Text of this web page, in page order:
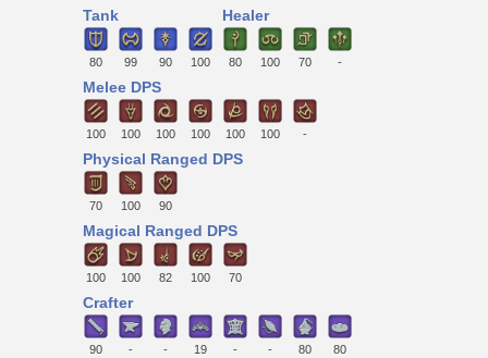
Tank
80 99 90 100
Healer
80 100 70 -
Melee DPS
100 100 100 100 100 100 -
Physical Ranged DPS
70 100 90
Magical Ranged DPS
100 100 82 100 70
Crafter
90 - - 19 - - 80 80